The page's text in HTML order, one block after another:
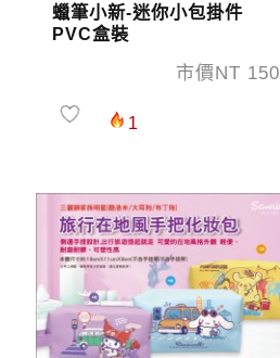
蠟筆小新-迷你小包掛件
PVC盒裝
市價NT 150
1